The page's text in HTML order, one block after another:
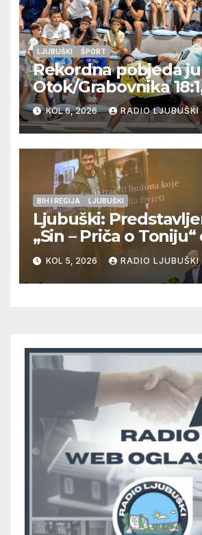
LJUBUŠKI ŠPORT
Rekordna pobjeda
Otok/Grabovnika
Pregrađa u
Veljaci i Cerno/
doigravanju, Grljevići
natjecanje
KOL 6, 2026 RADIO LJUBUŠKI
BIH I REGIJA LJUBUŠKI
Ljubuški:
„Sin – Priča o Toniju“
Zdenka Hercega
KOL 5, 2026 RADIO LJUBUŠKI